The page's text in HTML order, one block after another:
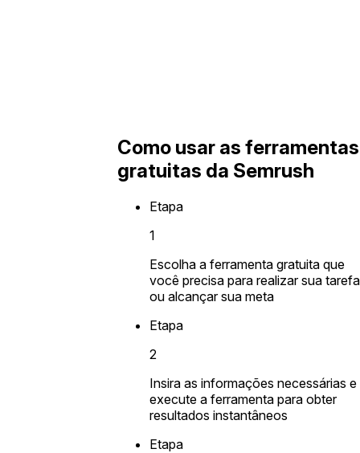
Como usar as ferramentas
gratuitas da Semrush
Etapa
1
Escolha a ferramenta gratuita que
você precisa para realizar sua tarefa
ou alcançar sua meta
Etapa
2
Insira as informações necessárias e
execute a ferramenta para obter
resultados instantâneos
Etapa